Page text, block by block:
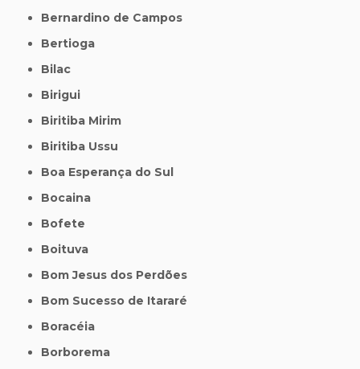
Bernardino de Campos
Bertioga
Bilac
Birigui
Biritiba Mirim
Biritiba Ussu
Boa Esperança do Sul
Bocaina
Bofete
Boituva
Bom Jesus dos Perdões
Bom Sucesso de Itararé
Boracéia
Borborema